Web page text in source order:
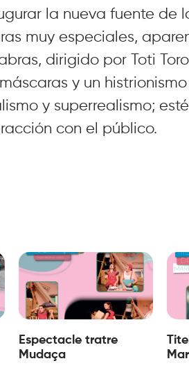
la nueva fuente de
muy especiales,
dirigido por Toti
máscaras y un
y superrealismo;
con el público.
Espectacle tratre
Mudaça